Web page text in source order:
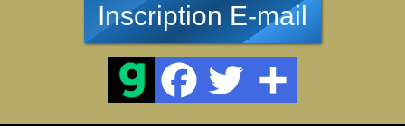
Inscription E-mail